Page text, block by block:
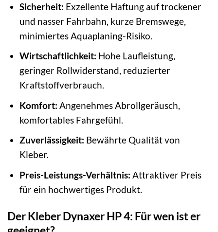
Sicherheit: Exzellente Haftung auf trockener
und nasser Fahrbahn, kurze Bremswege,
minimiertes Aquaplaning-Risiko.
Wirtschaftlichkeit: Hohe Laufleistung,
geringer Rollwiderstand, reduzierter
Kraftstoffverbrauch.
Komfort: Angenehmes Abrollgeräusch,
komfortables Fahrgefühl.
Zuverlässigkeit: Bewährte Qualität von
Kleber.
Preis-Leistungs-Verhältnis: Attraktiver Preis
für ein hochwertiges Produkt.
Der Kleber Dynaxer HP 4: Für wen ist er